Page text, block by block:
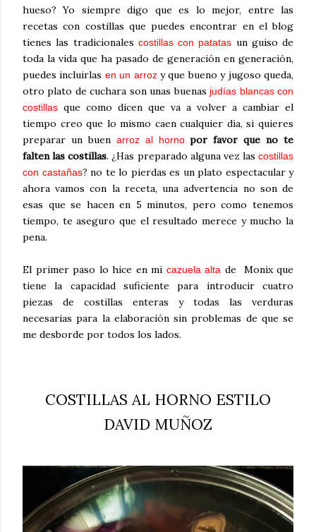
hueso? Yo siempre digo que es lo mejor, entre las
recetas con costillas que puedes encontrar en el blog
tienes las tradicionales costillas con patatas un guiso de
toda la vida que ha pasado de generación en generación,
puedes incluirlas en un arrozy que bueno y jugoso queda,
otro plato de cuchara son unas buenas judías blancas con
costillas que como dicen que va a volver a cambiar el
tiempo creo que lo mismo caen cualquier día, si quieres
preparar un buen arroz al horno por favor que no te
falten las costillas. ¿Has preparado alguna vez las costillas
con castañas? no te lo pierdas es un plato espectacular y
ahora vamos con la receta, una advertencia no son de
esas que se hacen en 5 minutos, pero como tenemos
tiempo, te aseguro que el resultado merece y mucho la
pena.
El primer paso lo hice en mi cazuela alta de Monix que
tiene la capacidad suficiente para introducir cuatro
piezas de costillas enteras y todas las verduras
necesarias para la elaboración sin problemas de que se
me desborde por todos los lados.
COSTILLAS AL HORNO ESTILO
DAVID MUÑOZ